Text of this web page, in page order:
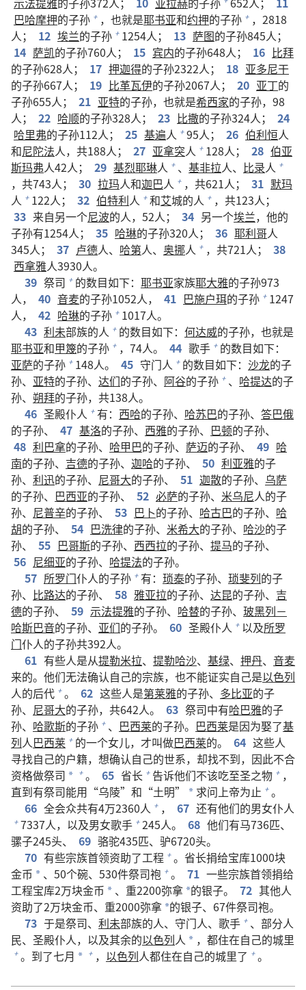
巴哈摩押的子孙 + ，也就是耶书亚和约押的子孙 + ，2818
人；
12 埃兰的子孙 + 1254人； 13 萨图的子孙845人；
14 萨凯的子孙760人； 15 宾内的子孙648人； 16 比拜
的子孙628人；
17 押迦得的子孙2322人； 18 亚多尼干
的子孙667人；
19 比革瓦伊的子孙2067人； 20 亚丁的
子孙655人；
21 亚特的子孙，也就是希西家的子孙，98
人；
22 哈顺的子孙328人； 23 比撒的子孙324人；
24
哈里弗的子孙112人； 25 基遍人 + 95人； 26 伯利恒人
和尼陀法人，共188人； 27 亚拿突人 + 128人； 28 伯亚
斯玛弗人42人； 29 基烈耶琳人 + 、 基非拉人、 比录人 +
，共743人； 30 拉玛人和迦巴人 + ，共621人； 31 默玛
人 + 122人； 32 伯特利人 + 和艾城的人 + ，共123人；
33 来自另一个尼波的人，52人； 34 另一个埃兰，他的
子孙有1254人；
35 哈琳的子孙320人； 36 耶利哥人
345人；
37 卢德人、 哈第人、 奥挪人 + ，共721人；
38
西拿雅人3930人。
39 祭司 + 的数目如下： 耶书亚家族耶大雅的子孙973
人，
40 音麦的子孙1052人， 41 巴施户珥的子孙 + 1247
人，
42 哈琳的子孙 + 1017人。
43 利未部族的人 + 的数目如下： 何达威的子孙，也就是
耶书亚和甲篾的子孙 + ，74人。 44 歌手 + 的数目如下：
亚萨的子孙 + 148人。 45 守门人 + 的数目如下： 沙龙的子
孙、 亚特的子孙、 达们的子孙、 阿谷的子孙 + 、 哈提达的子
孙、 朔拜的子孙，共138人。
46 圣殿仆人 + 有： 西哈的子孙、 哈苏巴的子孙、 答巴俄
的子孙、
47 基洛的子孙、 西雅的子孙、 巴顿的子孙、
48 利巴拿的子孙、 哈甲巴的子孙、 萨迈的子孙、 49 哈
南的子孙、 吉德的子孙、 迦哈的子孙、 50 利亚雅的子
孙、 利迅的子孙、 尼哥大的子孙、 51 迦散的子孙、 乌萨
的子孙、 巴西亚的子孙、 52 必萨的子孙、 米乌尼人的子
孙、 尼普辛的子孙、 53 巴卜的子孙、 哈古巴的子孙、 哈
胡的子孙、 54 巴洗律的子孙、 米希大的子孙、 哈沙的子
孙、
55 巴哥斯的子孙、 西西拉的子孙、 提马的子孙、
56 尼细亚的子孙、 哈提法的子孙。
57 所罗门仆人的子孙 + 有： 琐泰的子孙、 琐斐列的子
孙、 比路达的子孙、 58 雅亚拉的子孙、 达昆的子孙、 吉
德的子孙、 59 示法提雅的子孙、 哈替的子孙、 玻黑列－
哈斯巴音的子孙、 亚们的子孙。 60 圣殿仆人 + 以及所罗
门仆人的子孙共392人。
61 有些人是从提勒米拉、 提勒哈沙、 基绿、 押丹、 音麦
来的。他们无法确认自己的宗族，也不能证实自己是以色列
人的后代 + 。 62 这些人是第莱雅的子孙、 多比亚的子
孙、 尼哥大的子孙，共642人。 63 祭司中有哈巴雅的子
孙、 哈歌斯的子孙 + 、 巴西莱的子孙。 巴西莱是因为娶了基
列人巴西莱 + 的一个女儿，才叫做巴西莱的。 64 这些人
寻找自己的户籍，想确认自己的世系，却找不到，因此不合
资格做祭司 * + 。 65 省长 + 告诉他们不该吃至圣之物 + ，
直到有祭司能用“乌陵”和“土明”
* 求问上帝为止 + 。
66 全会众共有4万2360人 + ， 67 还有他们的男女仆人
+ 7337人，以及男女歌手 + 245人。 68 他们有马736匹、
骡子245头、
69 骆驼435匹、驴6720头。
70 有些宗族首领资助了工程 + 。省长捐给宝库1000块
金币 * 、50个碗、530件祭司袍 + 。 71 一些宗族首领捐给
工程宝库2万块金币 * 、重2200弥拿 *的银子。 72 其他人
资助了2万块金币、重2000弥拿 *的银子、67件祭司袍。
73 于是祭司、 利未部族的人、守门人、歌手 + 、部分人
民、圣殿仆人，以及其余的以色列人 * ，都住在自己的城里
+ 。到了七月 * + ， 以色列人都住在自己的城里了 + 。